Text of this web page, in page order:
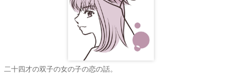
唯一の違いである「左手中指の腹の固さ」に気が付く。七海を庇っ
て大怪我をしたのは将也で、将吾は将也になりかわろうとしたの
だ。 将吾から七海宛に心情を綴ったメールが届き、七海は将也と
共に生きることを誓った。
二十四才の双子の女の子の恋の話。